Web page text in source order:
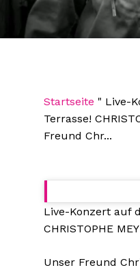
Startseite " Live-
Terrasse!
Freund Chr...
Live-Konzert auf
CHRISTOPHE
Unser Freund